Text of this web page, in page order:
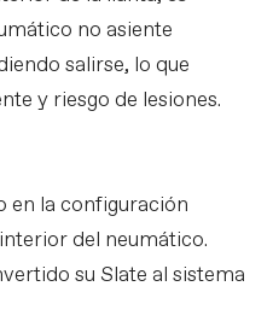
no asiente
salirse, lo que
y riesgo de lesiones.
en la configuración
del neumático.
su Slate al sistema